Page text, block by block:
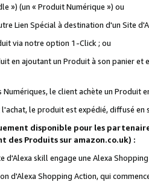
») (un « Produit Numérique ») ou
Lien Spécial à destination d'un Site
via notre option 1-Click ; ou
en ajoutant un Produit à son panier et
le client achète un Produit
le produit est expédié, diffusé
disponible pour les
des Produits sur amazon.co.uk) :
skill engage une Alexa
d'Alexa Shopping Action, qui